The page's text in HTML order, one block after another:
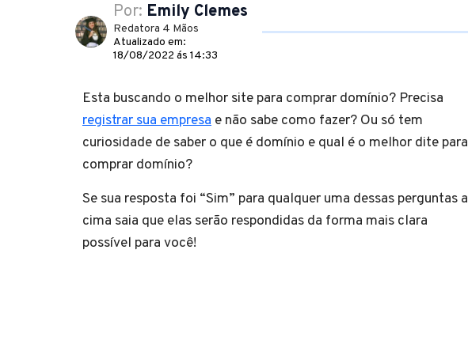
Por: Emily Clemes
Redatora 4 Mãos
Atualizado em:
18/08/2022 ás 14:33
Esta buscando o melhor site para comprar domínio? Precisa
registrar sua empresa e não sabe como fazer? Ou só tem
curiosidade de saber o que é domínio e qual é o melhor dite para
comprar domínio?
Se sua resposta foi “Sim” para qualquer uma dessas perguntas a
cima saia que elas serão respondidas da forma mais clara
possível para você!